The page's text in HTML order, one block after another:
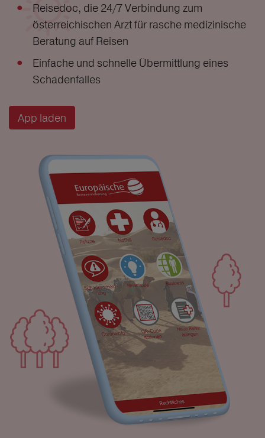
Reisedoc, die 24/7 Verbindung zum
österreichischen Arzt für rasche medizinische
Beratung auf Reisen
Einfache und schnelle Übermittlung eines
Schadenfalles
App laden